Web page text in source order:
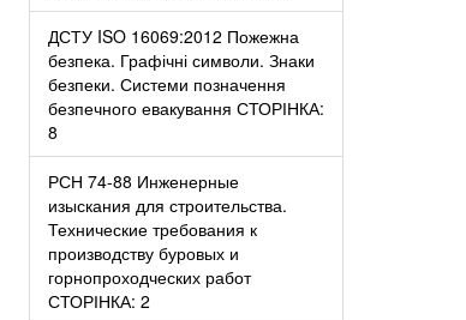
ДСТУ ISO 16069:2012 Пожежна
безпека. Графічні символи. Знаки
безпеки. Системи позначення
безпечного евакування СТОРІНКА:
8
РСН 74-88 Инженерные
изыскания для строительства.
Технические требования к
производству буровых и
горнопроходческих работ
СТОРІНКА: 2